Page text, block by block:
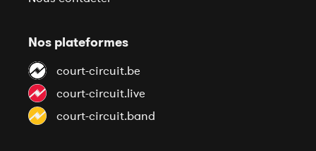
Nos plateformes
court-circuit.be
court-circuit.live
court-circuit.band